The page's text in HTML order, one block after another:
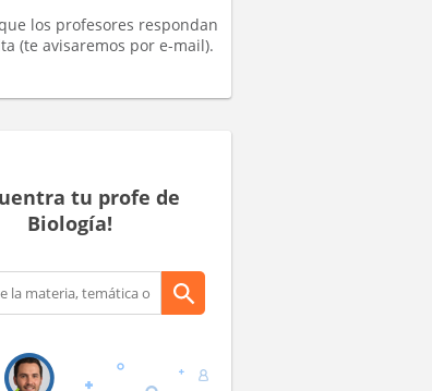
Mauricio
los profesores respondan
(te avisaremos por e-mail).
tu profe de
Biología!